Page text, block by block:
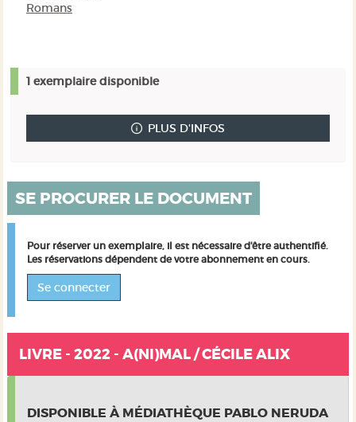
Romans
1 exemplaire disponible
PLUS D'INFOS
SE PROCURER LE DOCUMENT
Pour réserver un exemplaire, il est nécessaire d'être authentifié.
Les réservations dépendent de votre abonnement en cours.
Se connecter
LIVRE - 2022 - A(NI)MAL / CÉCILE ALIX
DISPONIBLE À MÉDIATHÈQUE PABLO NERUDA